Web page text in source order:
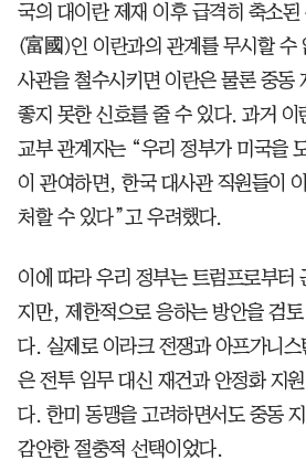
국의 대이란 제재 이후 급격히 축소
(富國)인 이란과의 관계를 무시할 수
사관을 철수시키면 이란은 물론 중동
좋지 못한 신호를 줄 수 있다. 과거 이
교부 관계자는 “우리 정부가 미국을
이 관여하면, 한국 대사관 직원들이
처할 수 있다”고 우려했다.
이에 따라 우리 정부는 트럼프로부터
지만, 제한적으로 응하는 방안을 검
다. 실제로 이라크 전쟁과 아프가니
은 전투 임무 대신 재건과 안정화 지
다. 한미 동맹을 고려하면서도 중동
감안한 절충적 선택이었다.